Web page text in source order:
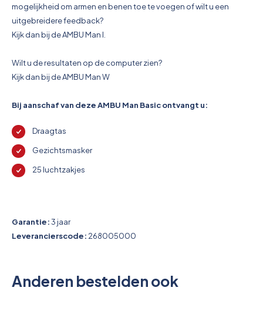
mogelijkheid om armen en benen toe te voegen of wilt u een
uitgebreidere feedback?
Kijk dan bij de AMBU Man I.
Wilt u de resultaten op de computer zien?
Kijk dan bij de AMBU Man W
Bij aanschaf van deze AMBU Man Basic ontvangt u:
Draagtas
Gezichtsmasker
25 luchtzakjes
Garantie:3 jaar
Leverancierscode: 268005000
Anderen bestelden ook